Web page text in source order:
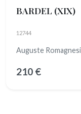
BARDEL (XIX)
12744
Auguste
210 €